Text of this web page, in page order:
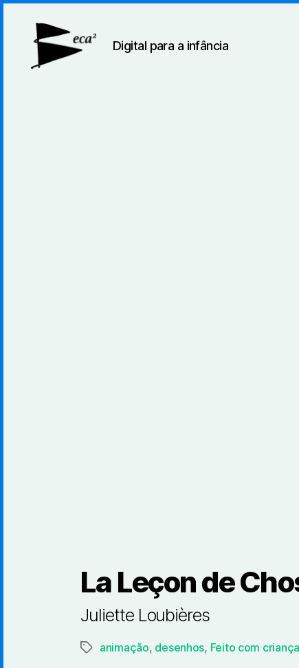
Digital para a infância
La Leçon de
Juliette Loubières
Etiquetas
animação, desenhos, Feito com